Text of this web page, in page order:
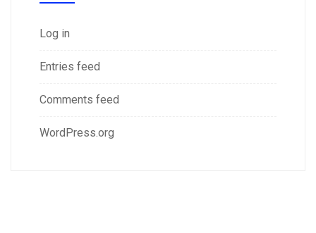
Log in
Entries feed
Comments feed
WordPress.org